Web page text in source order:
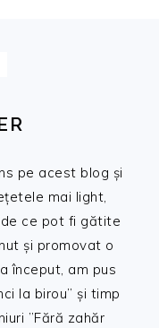
pe acest blog și
mai light,
ce pot fi gătite
și promovat o
început, am pus
la birou” și timp
”Fără zahăr